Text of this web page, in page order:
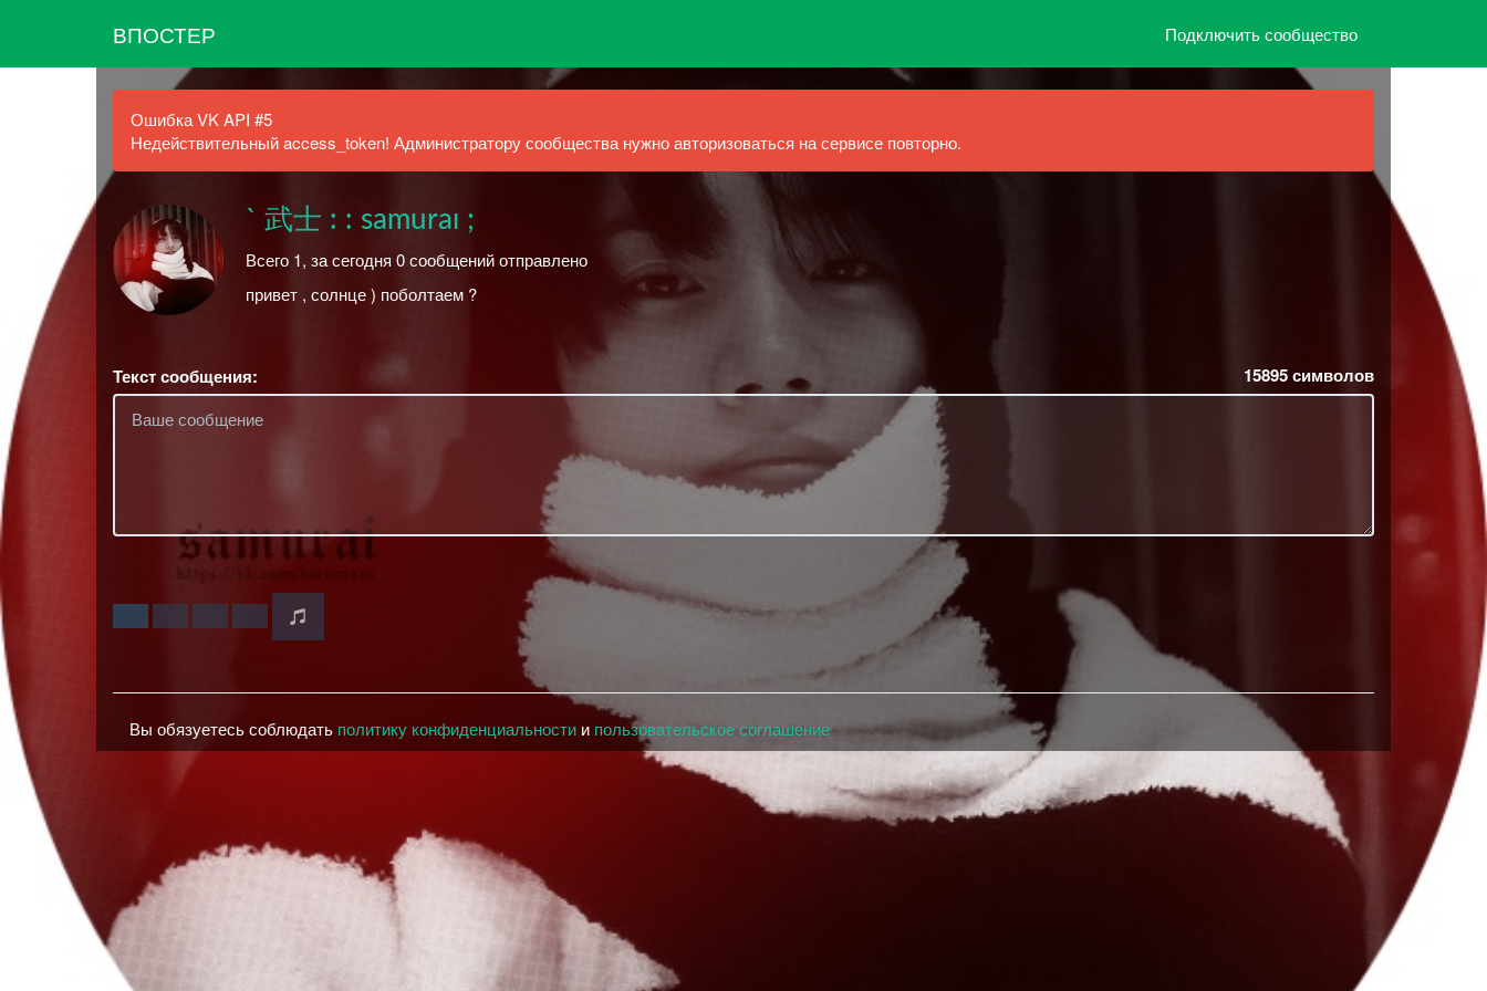
ВПОСТЕР Подключить сообщество
Ошибка VK API #5
Недействительный access_token! Администратору сообщества нужно авторизоваться на сервисе повторно.
` 武士 : : samuraı ;
Всего 1, за сегодня 0 сообщений отправлено
привет , солнце ) поболтаем ?
Текст сообщения: 15895символов
Вы обязуетесь соблюдать политику конфиденциальности и пользовательское соглашение